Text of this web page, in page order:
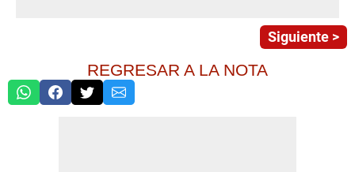
Siguiente >
REGRESAR A LA NOTA